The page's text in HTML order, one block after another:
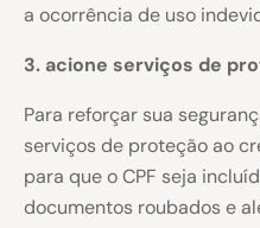
a ocorrência de uso
3. acione serviços de
Para reforçar sua
serviços de proteção ao
para que o CPF seja
documentos roubados e